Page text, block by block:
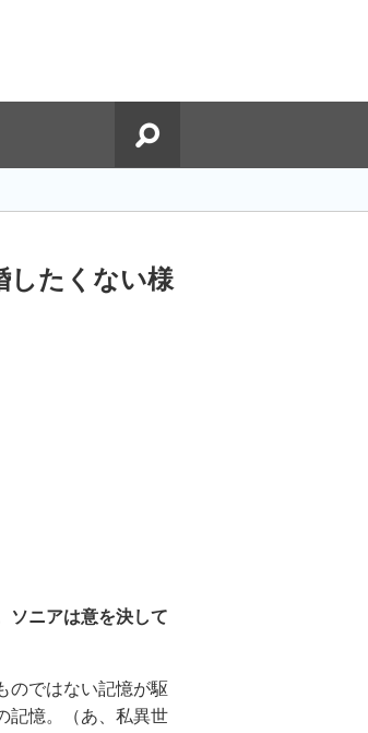
したくない様
ソニアは意を決して
のではない記憶が駆
記憶。（あ、私異世